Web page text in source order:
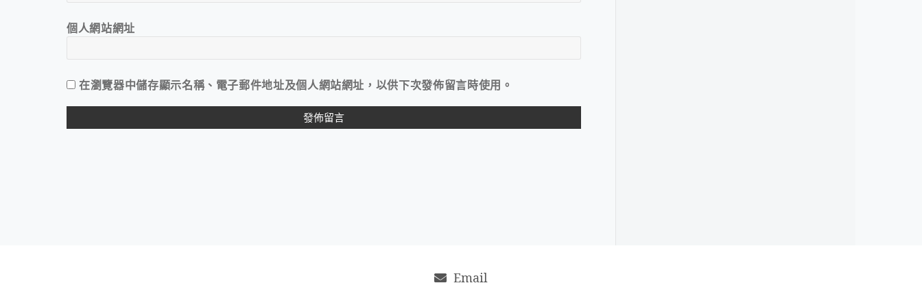
個人網站網址
在瀏覽器中儲存顯示名稱、電子郵件地址及個人網站網址，以供下次發佈留言時使用。
Email